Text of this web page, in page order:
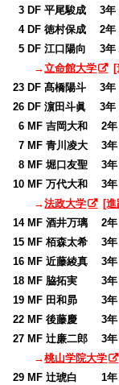
03 DF 平尾駿成 3年
04 DF 徳村保成 2年
05 DF 江口陽向 3年
→立命館大学
23 DF 髙橋陽斗 3年
26 DF 濵田斗眞 3年
06 MF 吉岡大和 2年
07 MF 青川凌大 3年
08 MF 堀口友聖 3年
10 MF 万代大和 3年
→法政大学
[進
14 MF 酒井万璃 2年
15 MF 栢森太希 3年
16 MF 近藤綾真 3年
18 MF 脇拓実 3年
19 MF 田和昴 3年
22 MF 後藤慶 3年
27 MF 辻廉二郎 3年
→桃山学院大学
29 MF 辻琥白 1年